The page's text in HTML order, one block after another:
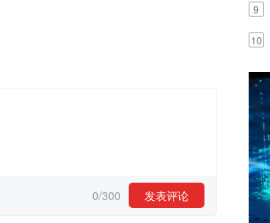
0/300 发表评论
9
10